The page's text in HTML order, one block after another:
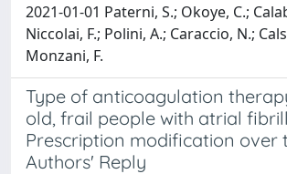
2021-01-01 Paterni, S.; Okoye, C.;
Niccolai, F.; Polini, A.; Caraccio, N.;
Monzani, F.
Type of anticoagulation
old, frail people with atrial
Prescription modification over
Authors' Reply